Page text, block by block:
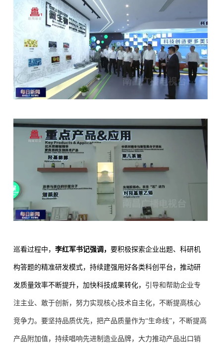
巡看过程中，李红军书记强调，要积极探索企业出题、科研机
构答题的精准研发模式，持续建强用好各类科创平台，推动研
发质量效率不断提升，加快科技成果转化， 引导和帮助企业专
注主业、敢于创新，努力实现核心技术自主化，不断提高核心
竞争力。要坚持品质优先，把产品质量作为“生命线”，不断提高
产品附加值，持续唱响先进制造业品牌，大力推动产品出口销